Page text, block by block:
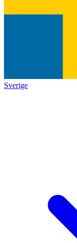
Sverige